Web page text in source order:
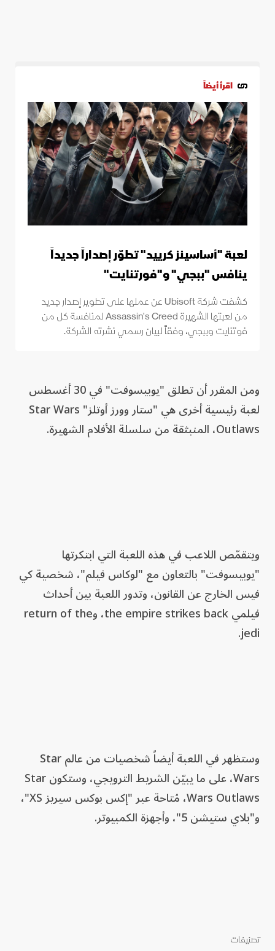
اقرأ أيضاً
لعبة "أساسينز كرييد" تطوّر إصداراً جديداً
ينافس "ببجي" و"فورتنايت"
كشفت شركة Ubisoft عن عملها على تطوير إصدار جديد
من لعبتها الشهيرة Assassin's Creed لمنافسة كل من
فوتنايت وببجي، وفقاً لبيان رسمي نشرته الشركة.
ومن المقرر أن تطلق "يوبيسوفت" في 30 أغسطس
لعبة رئيسية أخرى هي "ستار وورز أوتلز" Star Wars
Outlaws، المنبثقة من سلسلة الأفلام الشهيرة.
ويتقمّص اللاعب في هذه اللعبة التي ابتكرتها
"يوبيسوفت" بالتعاون مع "لوكاس فيلم"، شخصية كي
فيس الخارج عن القانون، وتدور اللعبة بين أحداث
فيلمي the empire strikes back، وreturn of the
jedi.
وستظهر في اللعبة أيضاً شخصيات من عالم Star
Wars، على ما يبيّن الشريط الترويجي، وستكون Star
Wars Outlaws، مُتاحة عبر "إكس بوكس سيريز XS"،
و"بلاي ستيشن 5"، وأجهزة الكمبيوتر.
تصنيفات